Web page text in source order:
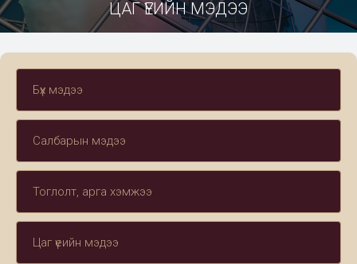
ЦАГ ҮЕИЙН МЭДЭЭ
Бүх мэдээ
Салбарын мэдээ
Тоглолт, арга хэмжээ
Цаг үеийн мэдээ